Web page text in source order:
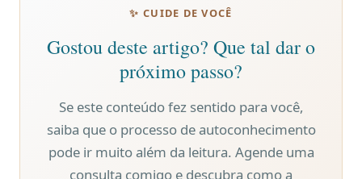
✨ CUIDE DE VOCÊ
Gostou deste artigo? Que tal dar o
próximo passo?
Se este conteúdo fez sentido para você,
saiba que o processo de autoconhecimento
pode ir muito além da leitura. Agende uma
consulta comigo e descubra como a